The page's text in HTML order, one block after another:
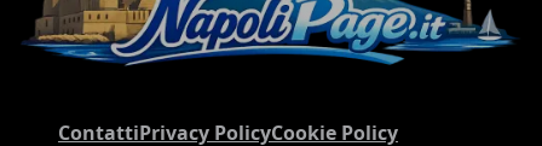
ContattiPrivacy PolicyCookie Policy